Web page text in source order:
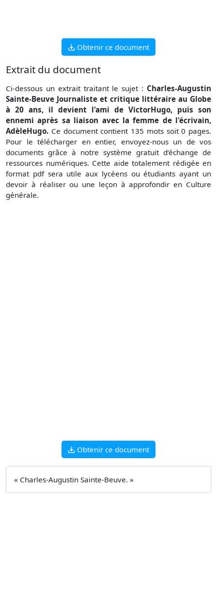
Obtenir ce document
Extrait du document
Ci-dessous un extrait traitant le sujet : Charles-Augustin
Sainte-Beuve Journaliste et critique littéraire au Globe
à 20 ans, il devient l'ami de VictorHugo, puis son
ennemi après sa liaison avec la femme de l'écrivain,
AdèleHugo. Ce document contient 135 mots soit 0 pages.
Pour le télécharger en entier, envoyez-nous un de vos
documents grâce à notre système gratuit d’échange de
ressources numériques. Cette aide totalement rédigée en
format pdf sera utile aux lycéens ou étudiants ayant un
devoir à réaliser ou une leçon à approfondir en Culture
générale.
Obtenir ce document
« Charles-Augustin Sainte-Beuve. »